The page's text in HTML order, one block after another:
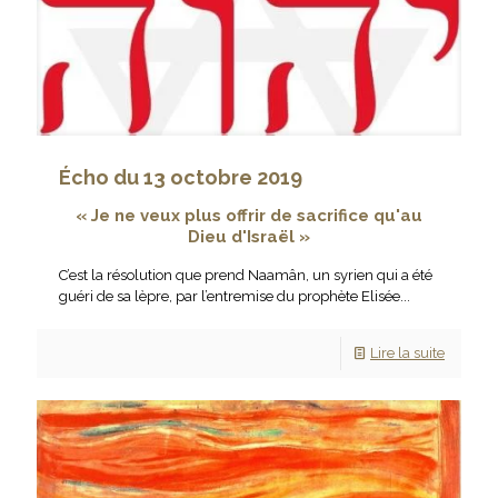
Écho du 13 octobre 2019
« Je ne veux plus offrir de sacrifice qu'au
Dieu d'Israël »
C’est la résolution que prend Naamân, un syrien qui a été
guéri de sa lèpre, par l’entremise du prophète Elisée...
Lire la suite